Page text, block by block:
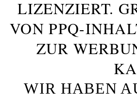
LIZENZIERT.
VON PPQ-
ZUR
WIR HABEN